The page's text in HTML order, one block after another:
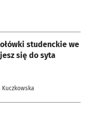
studenckie we
się do syta
Kuczkowska